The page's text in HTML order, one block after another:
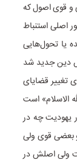
و قوی اصول که
اصلی استنباط
یا تحول‌هایی
دین جدید شد
تغییر قضایای
الاسلام» است
یهودیت چه در
بعضی قوی ولی
ولی اصلش در